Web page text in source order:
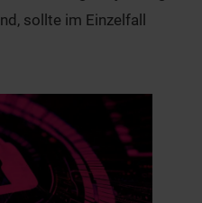
sollte im Einzelfall